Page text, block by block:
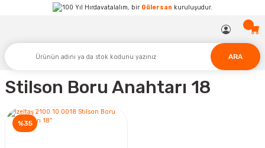
Hırdavatalalım, bir Gülersan kuruluşudur.
ARA
Stilson Boru Anahtarı 18
%35